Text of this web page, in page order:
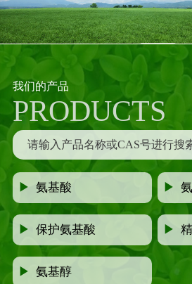
我们的产品
PRODUCTS
▶氨基酸 ▶
▶保护氨基酸 ▶
▶氨基醇